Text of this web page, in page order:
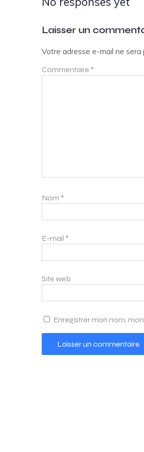
Laisser un
Votre adresse e-mail ne sera
Commentaire *
Nom *
E-mail *
Site web
Enregistrer mon nom,